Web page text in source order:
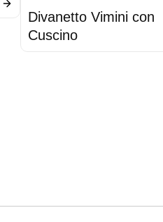
Divanetto Vimini con
Cuscino